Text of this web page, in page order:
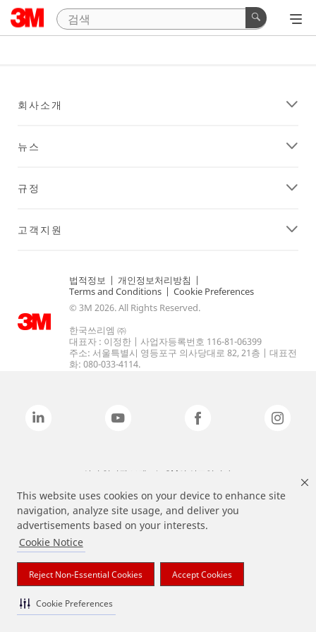
This website uses cookies on your device to enhance site
navigation, analyze site usage, and deliver you
advertisements based on your interests.
Cookie Notice
Reject Non-Essential Cookies Accept Cookies
Cookie Preferences
회사소개
뉴스
규정
고객지원
법적정보 | 개인정보처리방침 |
Terms and Conditions | Cookie Preferences
© 3M 2026. All Rights Reserved.
한국쓰리엠 ㈜
대표자 : 이정한 | 사업자등록번호 116-81-06399
주소: 서울특별시 영등포구 의사당대로 82, 21층 | 대표전
화: 080-033-4114.
상기 열거된 브랜드는 3M의 상표입니다.